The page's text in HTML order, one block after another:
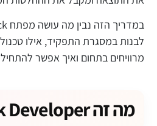
לבנות במסגרת התפקיד, אילו
מרוויחים בתחום ואיך אפשר
מה זה Full Stack Developer?